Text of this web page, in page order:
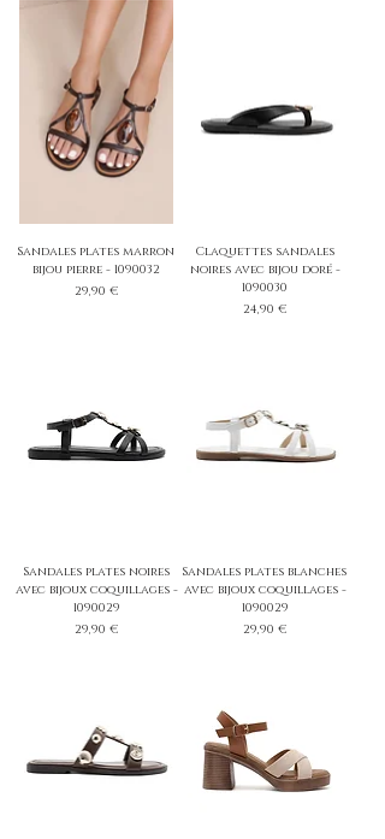
Sandales plates marron
bijou pierre - 1090032
Prix
29,90 €
Claquettes sandales
noires avec bijou doré -
1090030
Prix
24,90 €
Sandales plates noires
avec bijoux coquillages -
1090029
Prix
29,90 €
Sandales plates blanches
avec bijoux coquillages -
1090029
Prix
29,90 €